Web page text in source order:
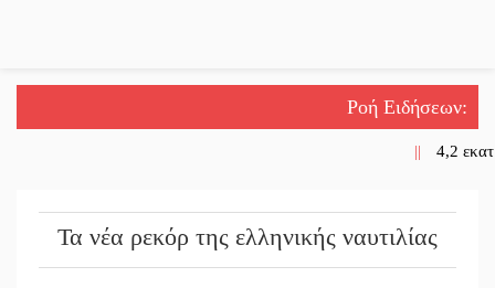
Ροή Ειδήσεων:
|| 4,2
|| 5
Τα νέα ρεκόρ της ελληνικής ναυτιλίας